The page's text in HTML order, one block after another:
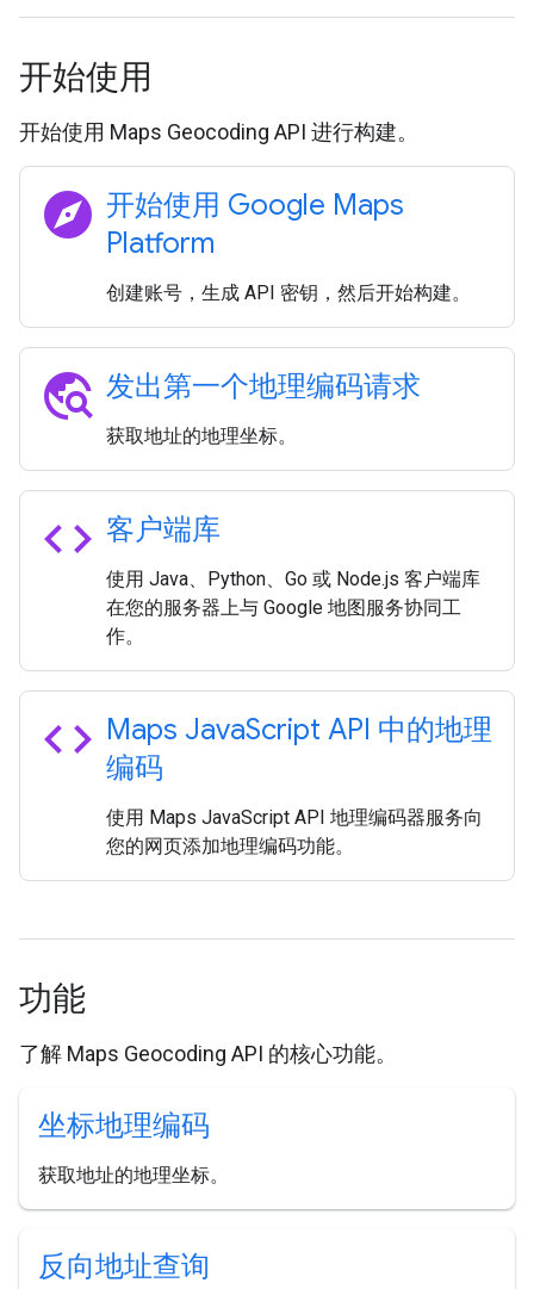
开始使用
开始使用 Maps Geocoding API 进行构建。
explore 开始使用 Google Maps
Platform
创建账号，生成 API 密钥，然后开始构建。
travel_explore 发出第一个地理编码请求
获取地址的地理坐标。
code 客户端库
使用 Java、Python、Go 或 Node.js 客户端库
在您的服务器上与 Google 地图服务协同工
作。
code Maps JavaScript API 中的地理
编码
使用 Maps JavaScript API 地理编码器服务向
您的网页添加地理编码功能。
功能
了解 Maps Geocoding API 的核心功能。
坐标地理编码
获取地址的地理坐标。
反向地址查询